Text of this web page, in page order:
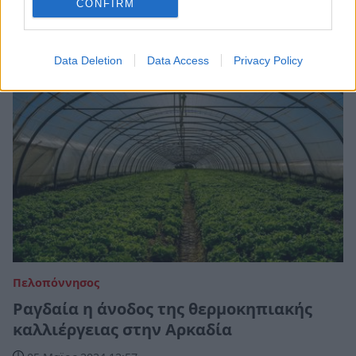
CONFIRM
Data Deletion Data Access Privacy Policy
20 Νοεμβρίου 2024 18:26
Πελοπόννησος
Ραγδαία η άνοδος της θερμοκηπιακής
καλλιέργειας στην Αρκαδία